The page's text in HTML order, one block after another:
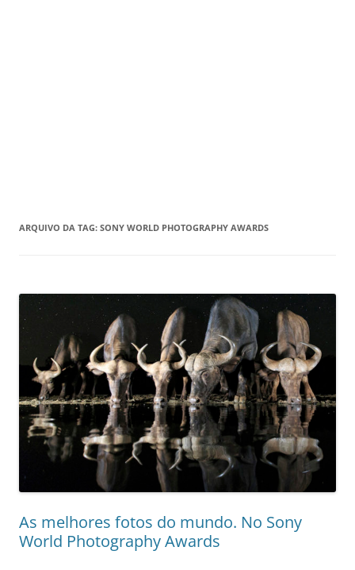
ARQUIVO DA TAG: SONY WORLD PHOTOGRAPHY AWARDS
As melhores fotos do mundo. No Sony
World Photography Awards